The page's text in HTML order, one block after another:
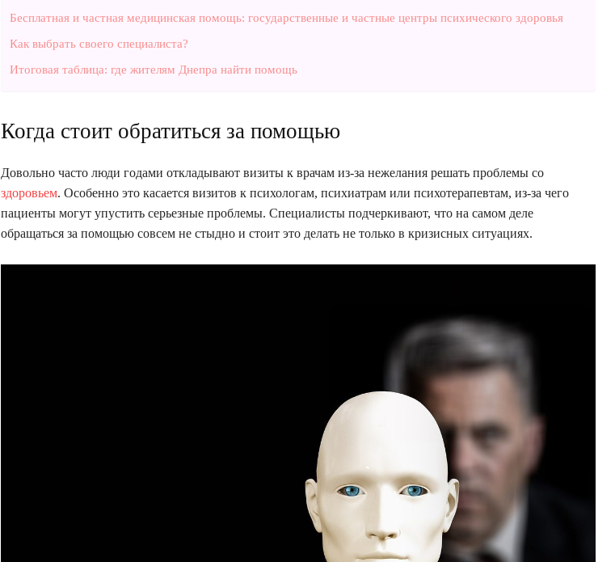
Бесплатная и частная медицинская помощь: государственные и частные центры психического здоровья
Как выбрать своего специалиста?
Итоговая таблица: где жителям Днепра найти помощь
Когда стоит обратиться за помощью
Довольно часто люди годами откладывают визиты к врачам из-за нежелания решать проблемы со
здоровьем. Особенно это касается визитов к психологам, психиатрам или психотерапевтам, из-за чего
пациенты могут упустить серьезные проблемы. Специалисты подчеркивают, что на самом деле
обращаться за помощью совсем не стыдно и стоит это делать не только в кризисных ситуациях.